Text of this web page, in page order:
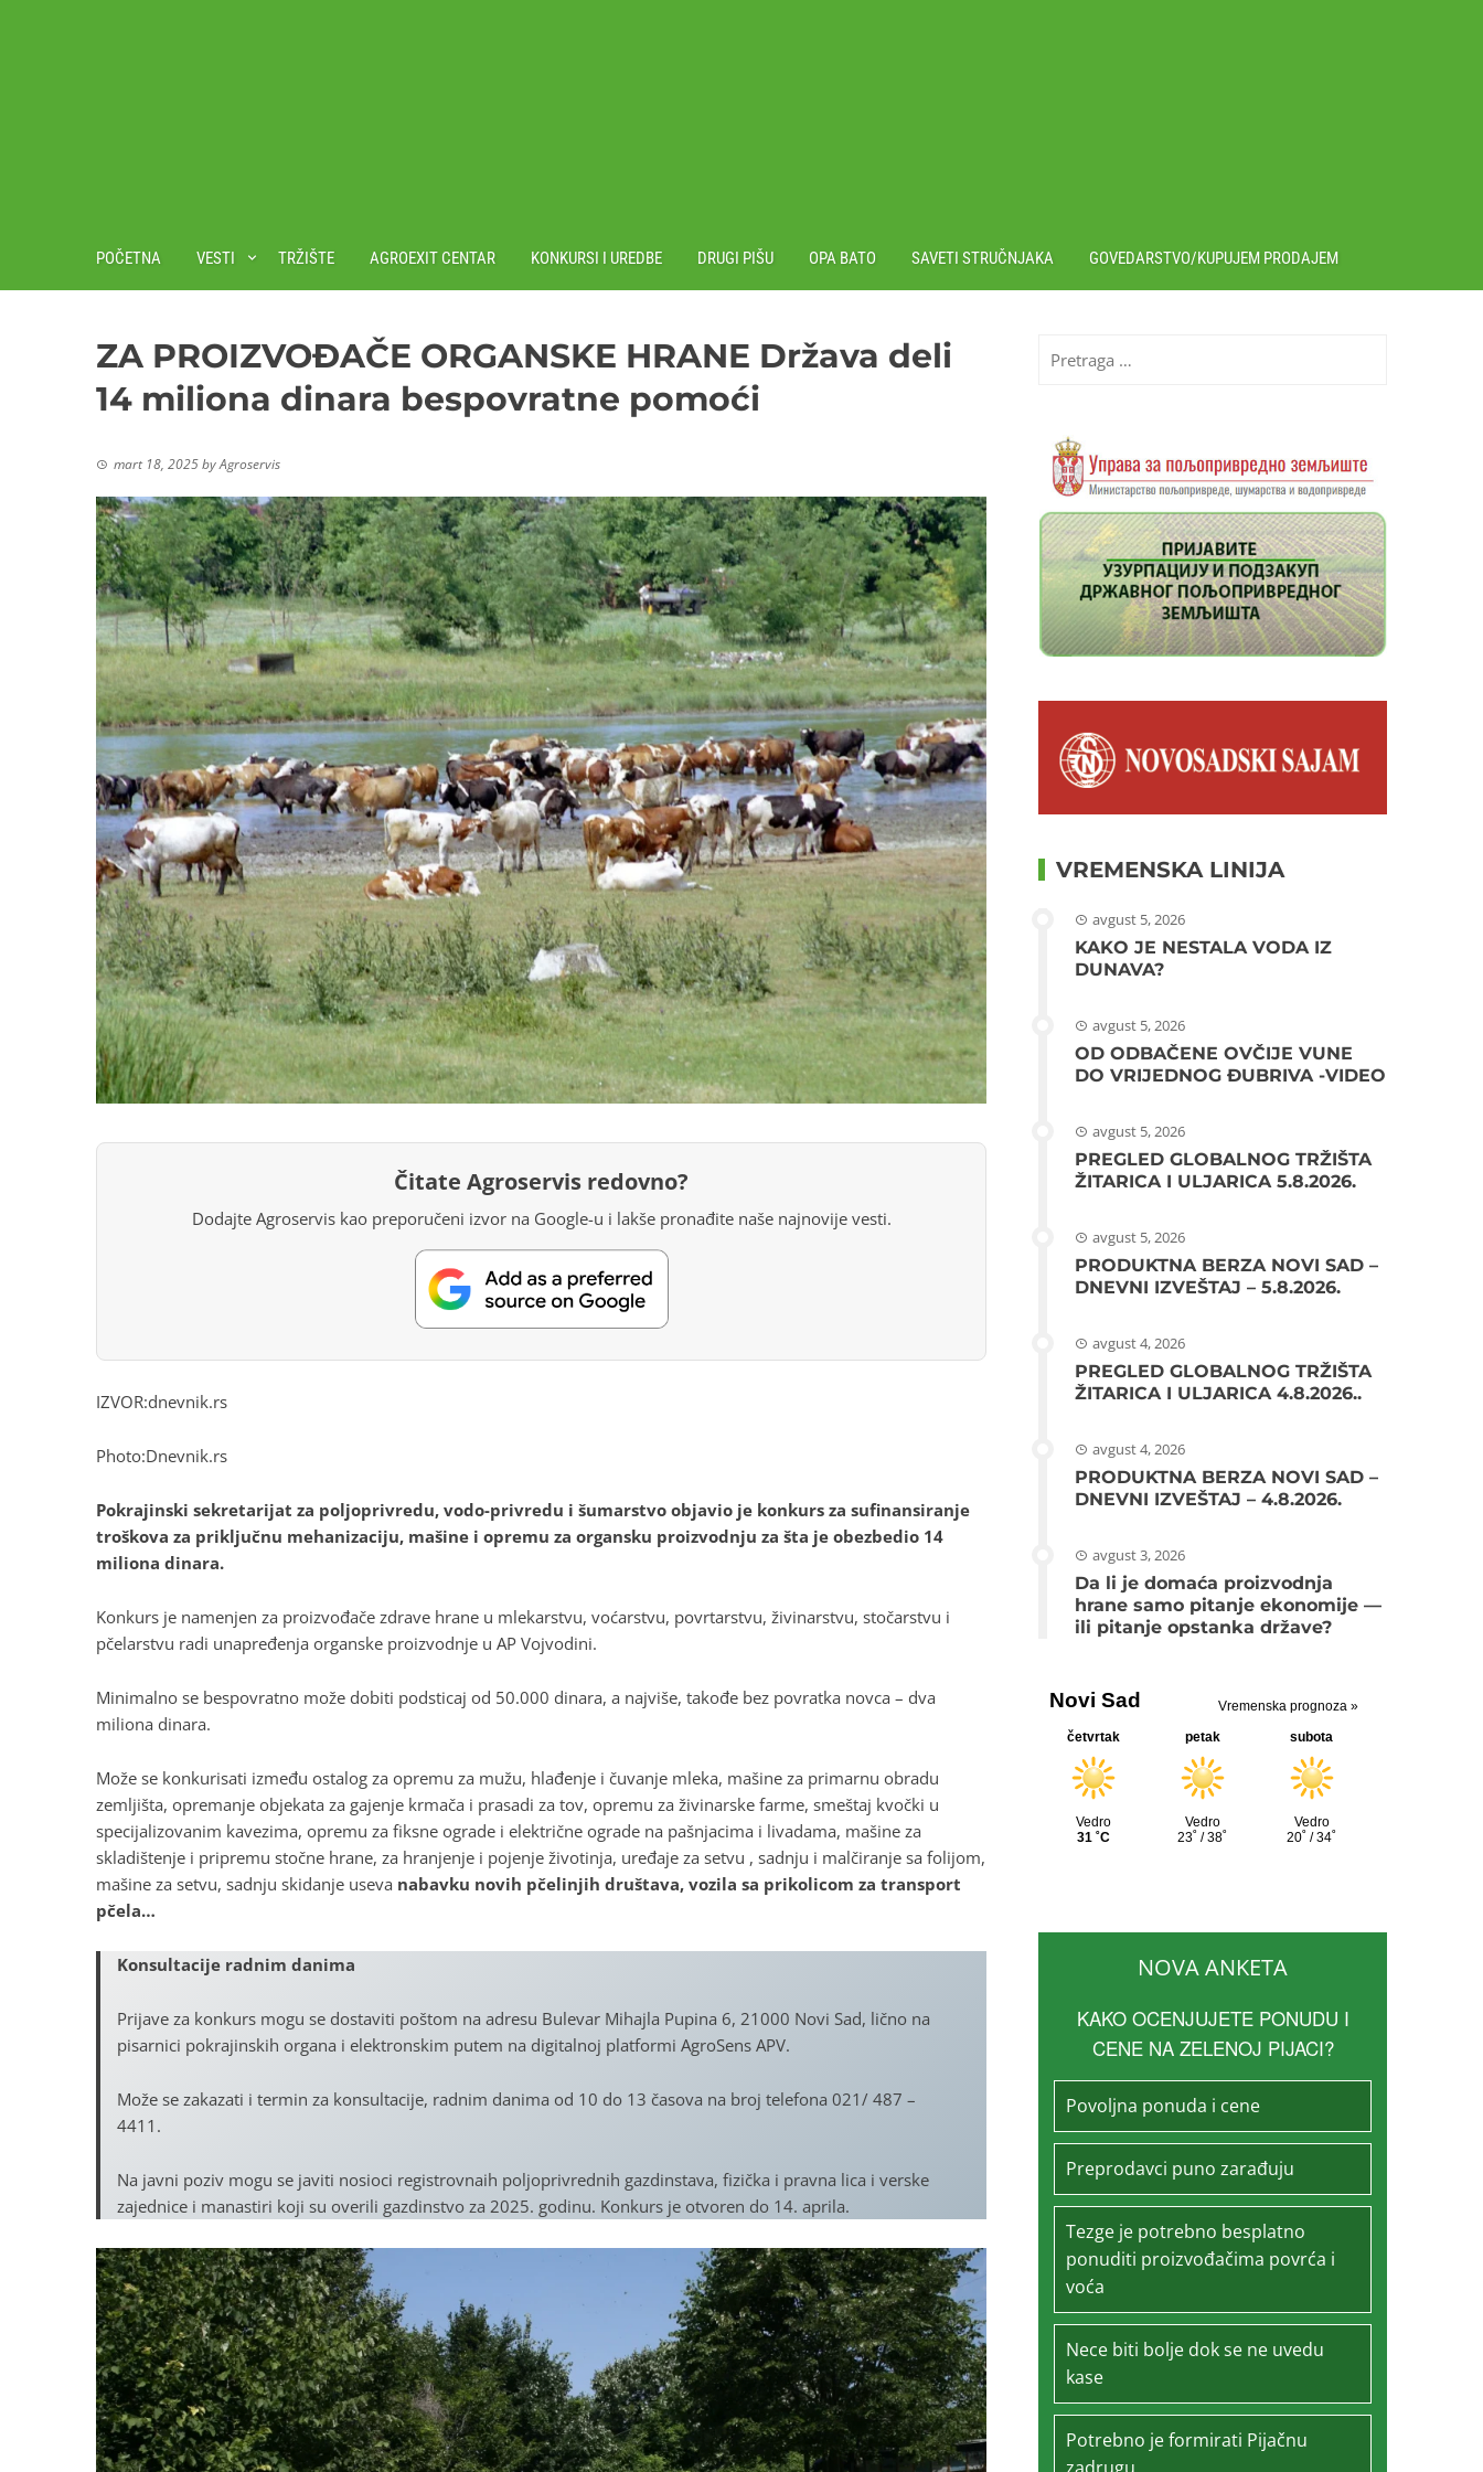
POČETNA VESTI TRŽIŠTE AGROEXIT CENTAR KONKURSI I UREDBE DRUGI PIŠU OPA BATO SAVETI STRUČNJAKA GOVEDARSTVO/KUPUJEM PRODAJEM
ZA PROIZVOĐAČE ORGANSKE HRANE Država deli
14 miliona dinara bespovratne pomoći
mart 18, 2025byAgroservis
Čitate Agroservis redovno?
Dodajte Agroservis kao preporučeni izvor na Google-u i lakše pronađite naše najnovije vesti.
IZVOR:dnevnik.rs
Photo:Dnevnik.rs
Pokrajinski sekretarijat za poljoprivredu, vodo-privredu i šumarstvo objavio je konkurs za sufinansiranje
troškova za priključnu mehanizaciju, mašine i opremu za organsku proizvodnju za šta je obezbedio 14
miliona dinara.
Konkurs je namenjen za proizvođače zdrave hrane u mlekarstvu, voćarstvu, povrtarstvu, živinarstvu, stočarstvu i
pčelarstvu radi unapređenja organske proizvodnje u AP Vojvodini.
Minimalno se bespovratno može dobiti podsticaj od 50.000 dinara, a najviše, takođe bez povratka novca – dva
miliona dinara.
Može se konkurisati između ostalog za opremu za mužu, hlađenje i čuvanje mleka, mašine za primarnu obradu
zemljišta, opremanje objekata za gajenje krmača i prasadi za tov, opremu za živinarske farme, smeštaj kvočki u
specijalizovanim kavezima, opremu za fiksne ograde i električne ograde na pašnjacima i livadama, mašine za
skladištenje i pripremu stočne hrane, za hranjenje i pojenje životinja, uređaje za setvu , sadnju i malčiranje sa folijom,
mašine za setvu, sadnju skidanje useva nabavku novih pčelinjih društava, vozila sa prikolicom za transport
pčela…
Konsultacije radnim danima
Prijave za konkurs mogu se dostaviti poštom na adresu Bulevar Mihajla Pupina 6, 21000 Novi Sad, lično na
pisarnici pokrajinskih organa i elektronskim putem na digitalnoj platformi AgroSens APV.
Može se zakazati i termin za konsultacije, radnim danima od 10 do 13 časova na broj telefona 021/ 487 –
4411.
Na javni poziv mogu se javiti nosioci registrovnaih poljoprivrednih gazdinstava, fizička i pravna lica i verske
zajednice i manastiri koji su overili gazdinstvo za 2025. godinu. Konkurs je otvoren do 14. aprila.
za:
VREMENSKA LINIJA
avgust 5, 2026
KAKO JE NESTALA VODA IZ
DUNAVA?
avgust 5, 2026
OD ODBAČENE OVČIJE VUNE
DO VRIJEDNOG ĐUBRIVA -VIDEO
avgust 5, 2026
PREGLED GLOBALNOG TRŽIŠTA
ŽITARICA I ULJARICA 5.8.2026.
avgust 5, 2026
PRODUKTNA BERZA NOVI SAD –
DNEVNI IZVEŠTAJ – 5.8.2026.
avgust 4, 2026
PREGLED GLOBALNOG TRŽIŠTA
ŽITARICA I ULJARICA 4.8.2026..
avgust 4, 2026
PRODUKTNA BERZA NOVI SAD –
DNEVNI IZVEŠTAJ – 4.8.2026.
avgust 3, 2026
Da li je domaća proizvodnja
hrane samo pitanje ekonomije —
ili pitanje opstanka države?
NOVA ANKETA
KAKO OCENJUJETE PONUDU I
CENE NA ZELENOJ PIJACI?
Povoljna ponuda i cene
Preprodavci puno zarađuju
Tezge je potrebno besplatno
ponuditi proizvođačima povrća i
voća
Nece biti bolje dok se ne uvedu
kase
Potrebno je formirati Pijačnu